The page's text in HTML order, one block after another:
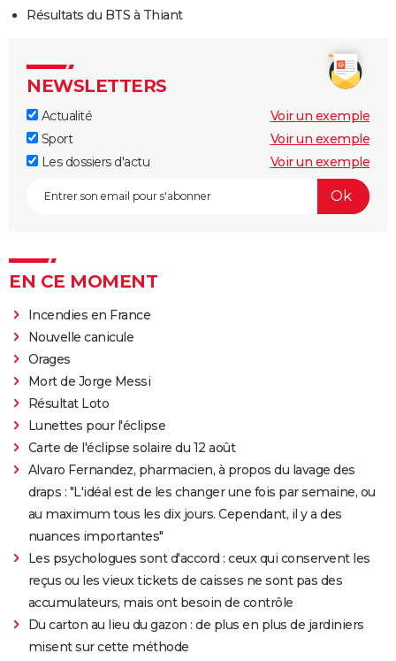
Résultats du BTS à Thiant
NEWSLETTERS
Actualité
Voir un exemple
Sport
Voir un exemple
Les dossiers d'actu
Voir un exemple
EN CE MOMENT
Incendies en France
Nouvelle canicule
Orages
Mort de Jorge Messi
Résultat Loto
Lunettes pour l'éclipse
Carte de l'éclipse solaire du 12 août
Alvaro Fernandez, pharmacien, à propos du lavage des
draps : "L'idéal est de les changer une fois par semaine, ou
au maximum tous les dix jours. Cependant, il y a des
nuances importantes"
Les psychologues sont d'accord : ceux qui conservent les
reçus ou les vieux tickets de caisses ne sont pas des
accumulateurs, mais ont besoin de contrôle
Du carton au lieu du gazon : de plus en plus de jardiniers
misent sur cette méthode